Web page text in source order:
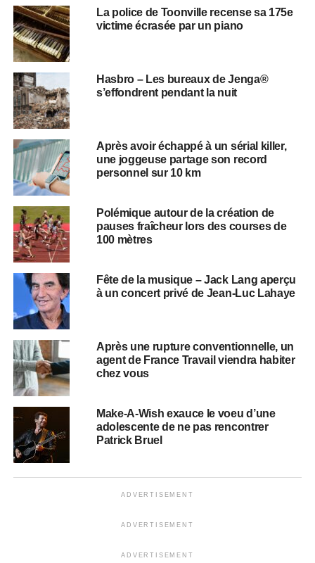
La police de Toonville recense sa 175e
victime écrasée par un piano
Hasbro – Les bureaux de Jenga®
s’effondrent pendant la nuit
Après avoir échappé à un sérial killer,
une joggeuse partage son record
personnel sur 10 km
Polémique autour de la création de
pauses fraîcheur lors des courses de
100 mètres
Fête de la musique – Jack Lang aperçu
à un concert privé de Jean-Luc Lahaye
Après une rupture conventionnelle, un
agent de France Travail viendra habiter
chez vous
Make-A-Wish exauce le voeu d’une
adolescente de ne pas rencontrer
Patrick Bruel
ADVERTISEMENT
ADVERTISEMENT
ADVERTISEMENT